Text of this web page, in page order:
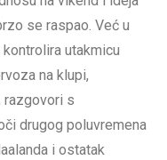
se raspao. Već u
utakmicu
na klupi,
razgovori s
drugog poluvremena
i ostatak